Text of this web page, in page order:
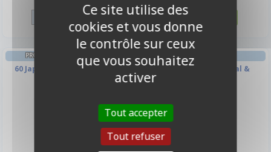
PROTÈGES CARTES FORMAT JAP
60 Japanese Prime Sleeves -
Colt Express : Marshal &
Ce site utilise des
cookies et vous donne
le contrôle sur ceux
que vous souhaitez
activer
Tout accepter
Tout refuser